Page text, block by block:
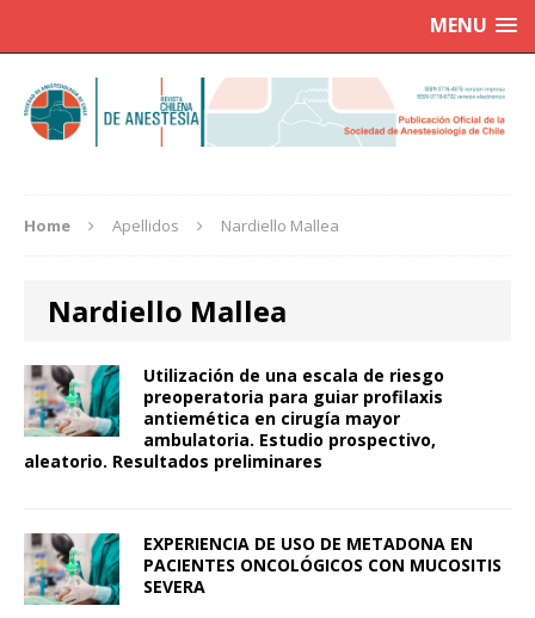
MENU
Home Apellidos Nardiello Mallea
Nardiello Mallea
Utilización de una escala de riesgo
preoperatoria para guiar profilaxis
antiemética en cirugía mayor
ambulatoria. Estudio prospectivo,
aleatorio. Resultados preliminares
EXPERIENCIA DE USO DE METADONA EN
PACIENTES ONCOLÓGICOS CON MUCOSITIS
SEVERA